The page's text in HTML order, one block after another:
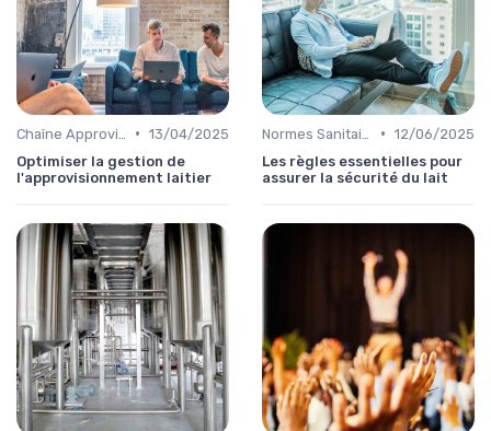
• 13/04/2025
Optimiser la gestion de
l'approvisionnement laitier
• 12/06/2025
Les règles essentielles pour
assurer la sécurité du lait